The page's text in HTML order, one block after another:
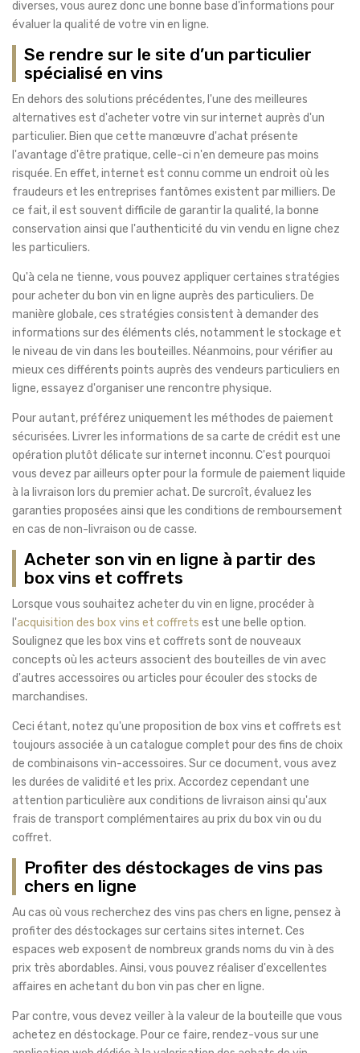
diverses, vous aurez donc une bonne base d'informations pour
évaluer la qualité de votre vin en ligne.
Se rendre sur le site d’un particulier
spécialisé en vins
En dehors des solutions précédentes, l'une des meilleures
alternatives est d'acheter votre vin sur internet auprès d'un
particulier. Bien que cette manœuvre d'achat présente
l'avantage d'être pratique, celle-ci n'en demeure pas moins
risquée. En effet, internet est connu comme un endroit où les
fraudeurs et les entreprises fantômes existent par milliers. De
ce fait, il est souvent difficile de garantir la qualité, la bonne
conservation ainsi que l'authenticité du vin vendu en ligne chez
les particuliers.
Qu'à cela ne tienne, vous pouvez appliquer certaines stratégies
pour acheter du bon vin en ligne auprès des particuliers. De
manière globale, ces stratégies consistent à demander des
informations sur des éléments clés, notamment le stockage et
le niveau de vin dans les bouteilles. Néanmoins, pour vérifier au
mieux ces différents points auprès des vendeurs particuliers en
ligne, essayez d'organiser une rencontre physique.
Pour autant, préférez uniquement les méthodes de paiement
sécurisées. Livrer les informations de sa carte de crédit est une
opération plutôt délicate sur internet inconnu. C'est pourquoi
vous devez par ailleurs opter pour la formule de paiement liquide
à la livraison lors du premier achat. De surcroît, évaluez les
garanties proposées ainsi que les conditions de remboursement
en cas de non-livraison ou de casse.
Acheter son vin en ligne à partir des
box vins et coffrets
Lorsque vous souhaitez acheter du vin en ligne, procéder à
l'acquisition des box vins et coffrets est une belle option.
Soulignez que les box vins et coffrets sont de nouveaux
concepts où les acteurs associent des bouteilles de vin avec
d'autres accessoires ou articles pour écouler des stocks de
marchandises.
Ceci étant, notez qu'une proposition de box vins et coffrets est
toujours associée à un catalogue complet pour des fins de choix
de combinaisons vin-accessoires. Sur ce document, vous avez
les durées de validité et les prix. Accordez cependant une
attention particulière aux conditions de livraison ainsi qu'aux
frais de transport complémentaires au prix du box vin ou du
coffret.
Profiter des déstockages de vins pas
chers en ligne
Au cas où vous recherchez des vins pas chers en ligne, pensez à
profiter des déstockages sur certains sites internet. Ces
espaces web exposent de nombreux grands noms du vin à des
prix très abordables. Ainsi, vous pouvez réaliser d'excellentes
affaires en achetant du bon vin pas cher en ligne.
Par contre, vous devez veiller à la valeur de la bouteille que vous
achetez en déstockage. Pour ce faire, rendez-vous sur une